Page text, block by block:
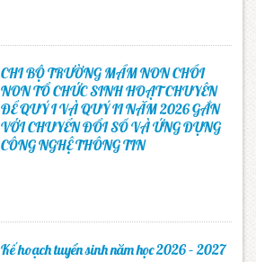
CHI BỘ TRƯỜNG MẦM NON CHỒI
NON TỔ CHỨC SINH HOẠT CHUYÊN
ĐỀ QUÝ I VÀ QUÝ II NĂM 2026 GẮN
VỚI CHUYỂN ĐỔI SỐ VÀ ỨNG DỤNG
CÔNG NGHỆ THÔNG TIN
Kế hoạch tuyển sinh năm học 2026 – 2027